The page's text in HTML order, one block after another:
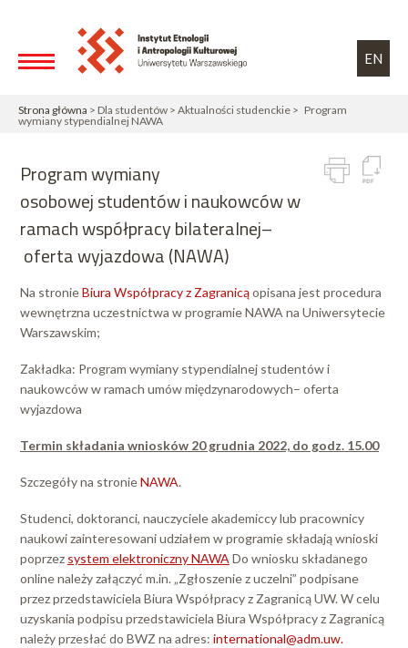
EN
Strona główna > Dla studentów > Aktualności studenckie > Program
wymiany stypendialnej NAWA
Program wymiany
osobowej studentów i naukowców w
ramach współpracy bilateralnej–
oferta wyjazdowa (NAWA)
Na stronieBiura Współpracy z Zagranicąopisana jest procedura
wewnętrzna uczestnictwa w programie NAWA na Uniwersytecie
Warszawskim;
Zakładka: Program wymiany stypendialnej studentów i
naukowców w ramach umów międzynarodowych– oferta
wyjazdowa
Termin składania wniosków 20 grudnia 2022, do godz. 15.00
Szczegóły na stronieNAWA.
Studenci, doktoranci, nauczyciele akademiccy lub pracownicy
naukowi zainteresowani udziałem w programie składają wnioski
poprzez system elektroniczny NAWA Do wniosku składanego
online należy załączyć m.in. „Zgłoszenie z uczelni” podpisane
przez przedstawiciela Biura Współpracy z Zagranicą UW. W celu
uzyskania podpisu przedstawiciela Biura Współpracy z Zagranicą
należy przesłać do BWZ na adres: international@adm.uw.